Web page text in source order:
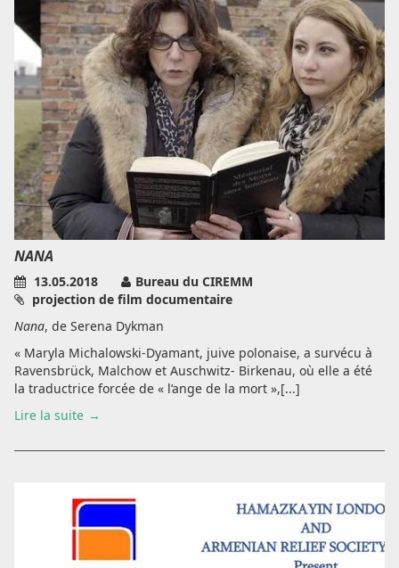
NANA
13.05.2018
Bureau du CIREMM
projection de film documentaire
Nana, de Serena Dykman
« Maryla Michalowski-Dyamant, juive polonaise, a survécu à
Ravensbrück, Malchow et Auschwitz- Birkenau, où elle a été
la traductrice forcée de « l’ange de la mort »,[...]
Lire la suite